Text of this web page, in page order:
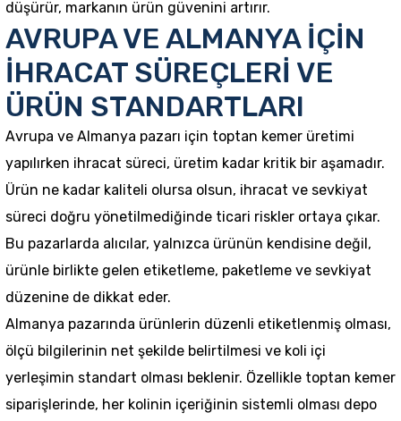
düşürür, markanın ürün güvenini artırır.
AVRUPA VE ALMANYA İÇİN
İHRACAT SÜREÇLERİ VE
ÜRÜN STANDARTLARI
Avrupa ve Almanya pazarı için toptan kemer üretimi
yapılırken ihracat süreci, üretim kadar kritik bir aşamadır.
Ürün ne kadar kaliteli olursa olsun, ihracat ve sevkiyat
süreci doğru yönetilmediğinde ticari riskler ortaya çıkar.
Bu pazarlarda alıcılar, yalnızca ürünün kendisine değil,
ürünle birlikte gelen etiketleme, paketleme ve sevkiyat
düzenine de dikkat eder.
Almanya pazarında ürünlerin düzenli etiketlenmiş olması,
ölçü bilgilerinin net şekilde belirtilmesi ve koli içi
yerleşimin standart olması beklenir. Özellikle toptan kemer
siparişlerinde, her kolinin içeriğinin sistemli olması depo